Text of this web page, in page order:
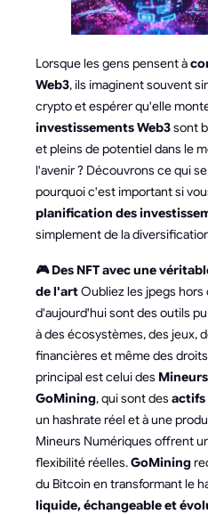
Lorsque les gens pensent à
Web3, ils imaginent souvent
crypto et espérer qu'elle
investissements Web3sont
et pleins de potentiel dans le
l'avenir ? Découvrons ce qui
pourquoi c'est important si
planification des
simplement de la
🎮 Des NFT avec une
de l'artOubliez les jpegs hors
d'aujourd'hui sont des outils
à des écosystèmes, des jeux,
financières et même des
principal est celui des
GoMining, qui sont des actifs
un hashrate réel et à une
Mineurs Numériques offrent
flexibilité réelles.GoMining
du Bitcoin en transformant le
liquide, échangeable et